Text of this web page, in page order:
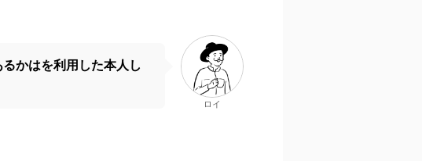
かはを利用した本人し
ロイ